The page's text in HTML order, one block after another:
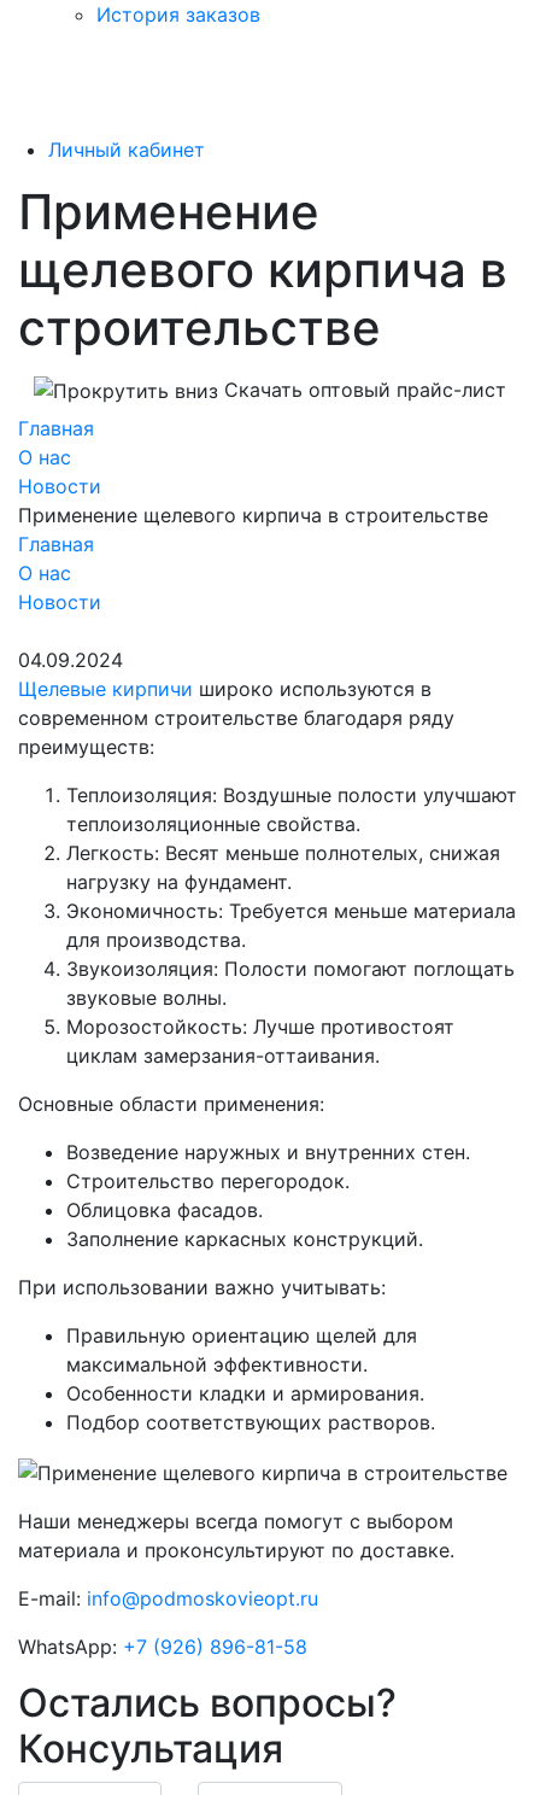
История заказов
Личный кабинет
Применение
щелевого кирпича в
строительстве
Скачать оптовый прайс-лист
Главная
О нас
Новости
Применение щелевого кирпича в строительстве
Главная
О нас
Новости
04.09.2024
Щелевые кирпичи широко используются в
современном строительстве благодаря ряду
преимуществ:
Теплоизоляция: Воздушные полости улучшают
теплоизоляционные свойства.
Легкость: Весят меньше полнотелых, снижая
нагрузку на фундамент.
Экономичность: Требуется меньше материала
для производства.
Звукоизоляция: Полости помогают поглощать
звуковые волны.
Морозостойкость: Лучше противостоят
циклам замерзания-оттаивания.
Основные области применения:
Возведение наружных и внутренних стен.
Строительство перегородок.
Облицовка фасадов.
Заполнение каркасных конструкций.
При использовании важно учитывать:
Правильную ориентацию щелей для
максимальной эффективности.
Особенности кладки и армирования.
Подбор соответствующих растворов.
Наши менеджеры всегда помогут с выбором
материала и проконсультируют по доставке.
E-mail: info@podmoskovieopt.ru
WhatsApp: +7 (926) 896-81-58
Остались вопросы?
Консультация